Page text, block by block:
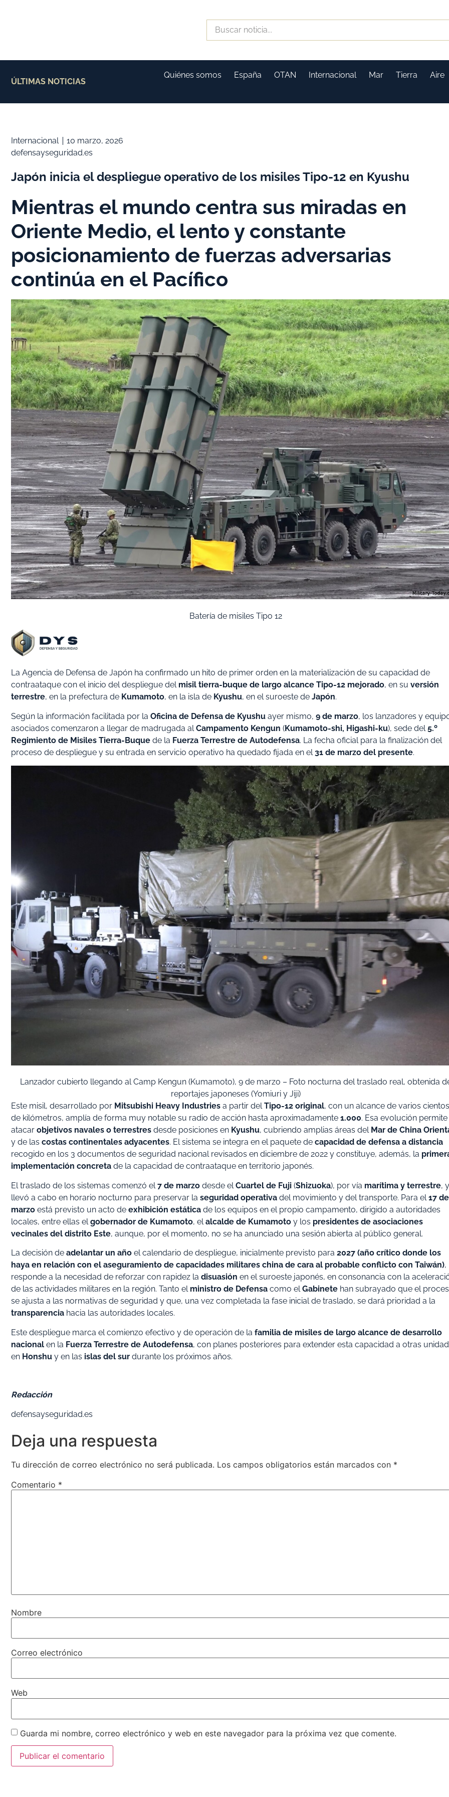
ÚLTIMAS NOTICIAS
Quiénes somos España OTAN Internacional Mar Tierra Aire
Internacional
10 marzo, 2026
defensayseguridad.es
Japón inicia el despliegue operativo de los misiles Tipo-12 en Kyushu
Mientras el mundo centra sus miradas en
Oriente Medio, el lento y constante
posicionamiento de fuerzas adversarias
continúa en el Pacífico
Batería de misiles Tipo 12
La Agencia de Defensa de Japón ha confirmado un hito de primer orden en la materialización de su capacidad de
contraataque con el inicio del despliegue del misil tierra-buque de largo alcance Tipo-12 mejorado, en su versión
terrestre, en la prefectura de Kumamoto, en la isla de Kyushu, en el suroeste de Japón.
Según la información facilitada por la Oficina de Defensa de Kyushu ayer mismo, 9 de marzo, los lanzadores y
asociados comenzaron a llegar de madrugada alCampamento Kengun (Kumamoto-shi, Higashi-ku), sede del5.º
Regimiento de Misiles Tierra-Buque de la Fuerza Terrestre de Autodefensa. La fecha oficial para la finalización del
proceso de despliegue y su entrada en servicio operativo ha quedado fijada en el31 de marzo del presente.
Lanzador cubierto llegando al Camp Kengun (Kumamoto), 9 de marzo – Foto nocturna del traslado real, obtenida
reportajes japoneses (Yomiuri y Jiji)
Este misil, desarrollado por Mitsubishi Heavy Industries a partir delTipo-12 original, con un alcance de varios cientos
de kilómetros, amplía de forma muy notable su radio de acción hasta aproximadamente 1.000. Esa evolución permite
atacar objetivos navales o terrestres desde posiciones en Kyushu, cubriendo amplias áreas del Mar de China
y de las costas continentales adyacentes. El sistema se integra en el paquete de capacidad de defensa a distancia
recogido en los 3 documentos de seguridad nacional revisados en diciembre de 2022 y constituye, además, la
implementación concreta de la capacidad de contraataque en territorio japonés.
El traslado de los sistemas comenzó el 7 de marzo desde el Cuartel de Fuji (Shizuoka), por vía marítima y terrestre,
llevó a cabo en horario nocturno para preservar la seguridad operativa del movimiento y del transporte. Para el 17 de
marzo está previsto un acto de exhibición estática de los equipos en el propio campamento, dirigido a autoridades
locales, entre ellas el gobernador de Kumamoto, el alcalde de Kumamoto y los presidentes de asociaciones
vecinales del distrito Este, aunque, por el momento, no se ha anunciado una sesión abierta al público general.
La decisión de adelantar un año el calendario de despliegue, inicialmente previsto para 2027 (año crítico donde los
haya en relación con el aseguramiento de capacidades militares china de cara al probable conflicto con Taiwán),
responde a la necesidad de reforzar con rapidez la disuasión en el suroeste japonés, en consonancia con la
de las actividades militares en la región. Tanto el ministro de Defensa como elGabinete han subrayado que el
se ajusta a las normativas de seguridad y que, una vez completada la fase inicial de traslado, se dará prioridad a la
transparencia hacia las autoridades locales.
Este despliegue marca el comienzo efectivo y de operación de la familia de misiles de largo alcance de desarrollo
nacional en la Fuerza Terrestre de Autodefensa, con planes posteriores para extender esta capacidad a otras
en Honshu y en las islas del sur durante los próximos años.
Redacción
defensayseguridad.es
Deja una respuesta
Tu dirección de correo electrónico no será publicada. Los campos obligatorios están marcados con *
Comentario *
Nombre
Correo electrónico
Web
Guarda mi nombre, correo electrónico y web en este navegador para la próxima vez que comente.